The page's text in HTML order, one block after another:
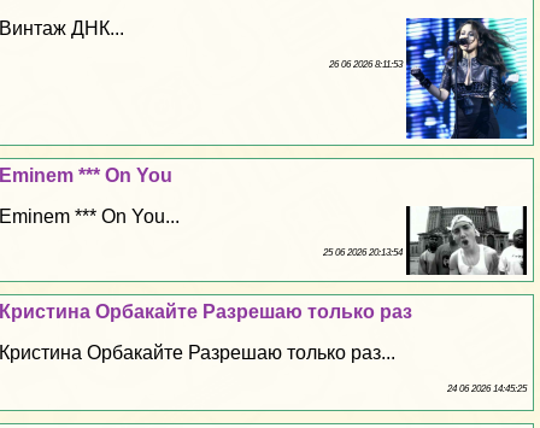
Винтаж ДНК...
26 06 2026 8:11:53
Eminem *** On You
Eminem *** On You...
25 06 2026 20:13:54
Кристина Орбакайте Разрешаю только раз
Кристина Орбакайте Разрешаю только раз...
24 06 2026 14:45:25